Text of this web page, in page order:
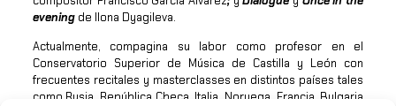
evening de Ilona Dyagileva.
Actualmente, compagina su labor como profesor en el
Conservatorio Superior de Música de Castilla y León con
frecuentes recitales y masterclasses en distintos países tales
como Rusia, República Checa, Italia, Noruega, Francia, Bulgaria